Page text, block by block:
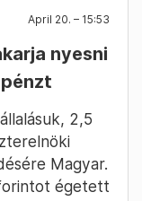
és Védelmi
van olyan
támogatja,
lehető
Magyar
az akkorra
munkáját.